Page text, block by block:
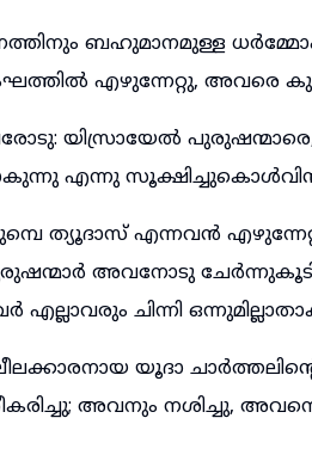
ബഹുമാനമുള്ള
എഴുന്നേറ്റു, അവരെ
യിസ്രായേൽ
എന്നു
ത്യൂദാസ് എന്നവൻ
അവനോടു
ചിന്നി
യൂദാ
അവനും നശിച്ചു,